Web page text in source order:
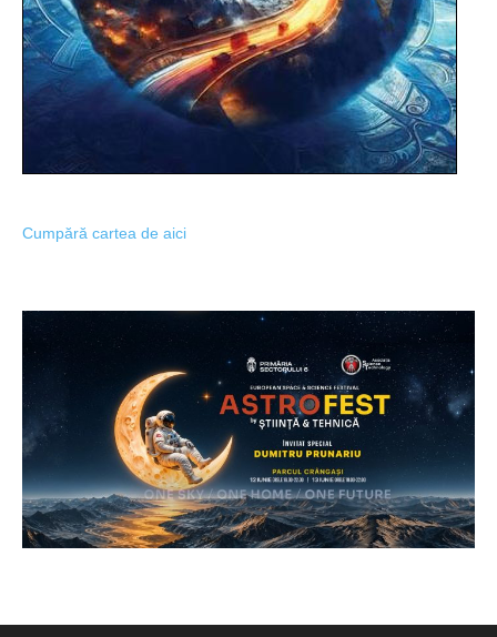
Cumpără cartea de aici